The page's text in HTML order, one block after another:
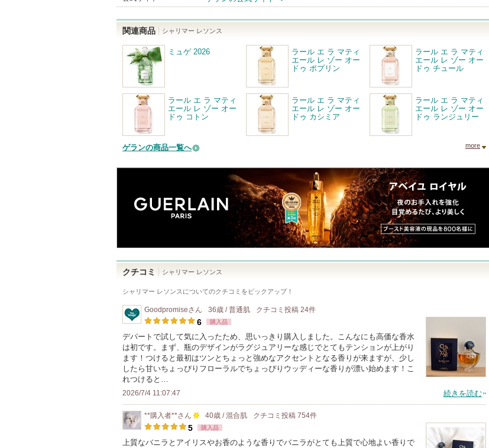
関連商品 シャリマー レソンス
ミュゲ 2026
ラール エ ラ マティ
エール レ ゾー オー
ドゥ ポプリン
ラール エ ラ マティ
エール レ ゾー オー
ドゥ チュール
ラール エ ラ マティ
エール レ ゾー オー
ドゥ コトン
ラール エ ラ マティ
エール レ ゾー オー
ドゥ カシミア
ラール エ ラ マティ
エール レ ゾー オー
ドゥ ランジュリー
ゲランの商品一覧へ more
クチコミ シャリマー レソンス
シャリマー レソンス についてのクチコミをピックアップ！
Goodpromiseさん 36歳 / 普通肌 クチコミ投稿 24件
6 購入品
デパートで試して気に入ったため、思いっきり購入しました。こんなにも高価な香水
は初です。まず、瓶のデザインがラグジュアリーな感じでとてもテンションが上がり
ます！つけると最初はツンとちょっと強めなアクセントとなる香りが来ますが、少し
したら甘いちょっぴりフローラルでちょっぴりウッディーな香りが漂い始めます！こ
れつけると…
2026/7/4 11:07:47 続きを読む
**購入者**さん
100
人
40歳 / 混合肌 クチコミ投稿 754件
5 購入品
上質なバニラとアイリスやお香のような香りでバニラがとても上質で心地よい香りで